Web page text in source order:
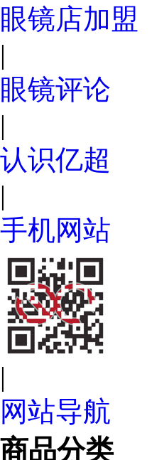
眼镜店加盟
|
眼镜评论
|
认识亿超
|
手机网站
|
网站导航
商品分类